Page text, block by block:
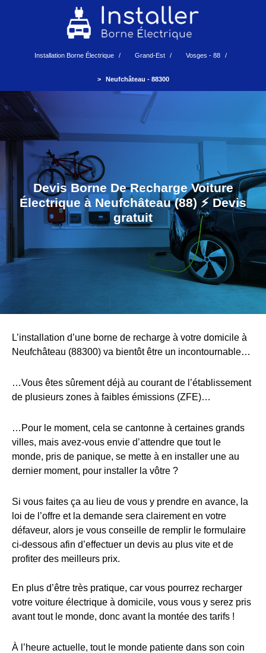
Installation Borne Électrique Grand-Est Vosges - 88
Neufchâteau - 88300
Devis Borne De Recharge Voiture
Électrique à Neufchâteau (88) ⚡️ Devis
gratuit
L’installation d’une borne de recharge à votre domicile à
Neufchâteau (88300) va bientôt être un incontournable…
…Vous êtes sûrement déjà au courant de l’établissement
de plusieurs zones à faibles émissions (ZFE)…
…Pour le moment, cela se cantonne à certaines grands
villes, mais avez-vous envie d’attendre que tout le
monde, pris de panique, se mette à en installer une au
dernier moment, pour installer la vôtre ?
Si vous faites ça au lieu de vous y prendre en avance, la
loi de l’offre et la demande sera clairement en votre
défaveur, alors je vous conseille de remplir le formulaire
ci-dessous afin d’effectuer un devis au plus vite et de
profiter des meilleurs prix.
En plus d’être très pratique, car vous pourrez recharger
votre voiture électrique à domicile, vous vous y serez pris
avant tout le monde, donc avant la montée des tarifs !
À l’heure actuelle, tout le monde patiente dans son coin